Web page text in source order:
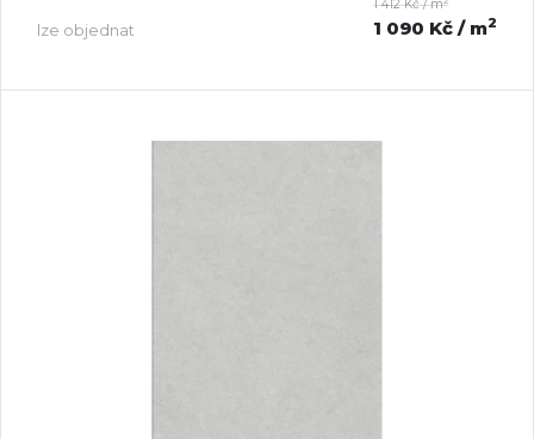
lze objednat
1 412 Kč / m
1 090 Kč / m2